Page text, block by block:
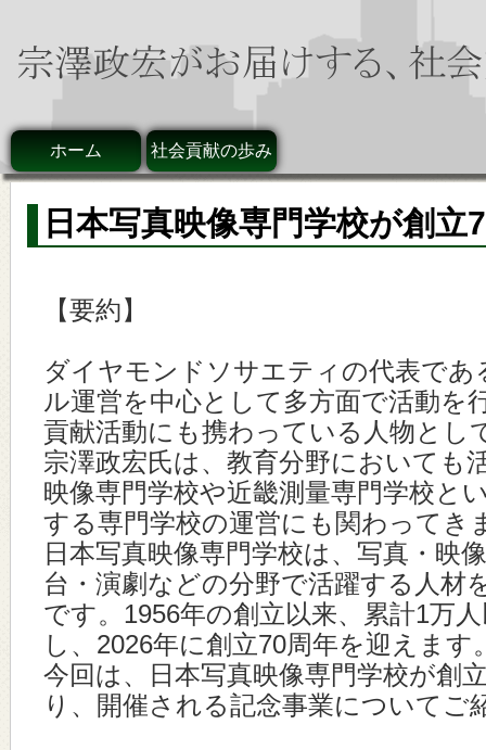
ホーム 社会貢献の歩み
日本写真映像専門学校が創
【要約】
ダイヤモンドソサエティの代表であ
ル運営を中心として多方面で活動を
貢献活動にも携わっている人物とし
宗澤政宏氏は、教育分野においても
映像専門学校や近畿測量専門学校と
する専門学校の運営にも関わってき
日本写真映像専門学校は、写真・映
台・演劇などの分野で活躍する人材
です。1956年の創立以来、累計1万
し、2026年に創立70周年を迎えます
今回は、日本写真映像専門学校が創
り、開催される記念事業についてご